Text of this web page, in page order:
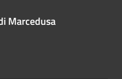
Marcedusa